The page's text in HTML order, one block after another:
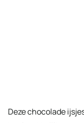
Deze chocolade